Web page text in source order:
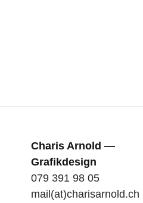
Charis Arnold —
Grafikdesign
079 391 98 05
mail(at)charisarnold.ch